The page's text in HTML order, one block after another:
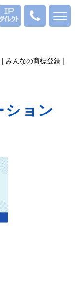
ログイン
1069
みんなの商標登録｜
ション